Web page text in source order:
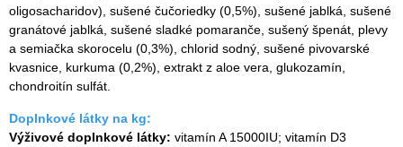
oligosacharidov), sušené čučoriedky (0,5%), sušené jablká, sušené
granátové jablká, sušené sladké pomaranče, sušený špenát, plevy
a semiačka skorocelu (0,3%), chlorid sodný, sušené pivovarské
kvasnice, kurkuma (0,2%), extrakt z aloe vera, glukozamín,
chondroitín sulfát.
Doplnkové látky na kg:
Výživové doplnkové látky: vitamín A 15000IU; vitamín D3